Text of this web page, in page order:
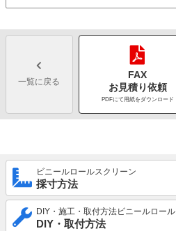
一覧に戻る
FAX
お見積り依頼
PDFにて用紙をダウンロード
ビニールロールスクリーン
採寸方法
DIY・施工・取付方法ビニールロー
DIY・取付方法